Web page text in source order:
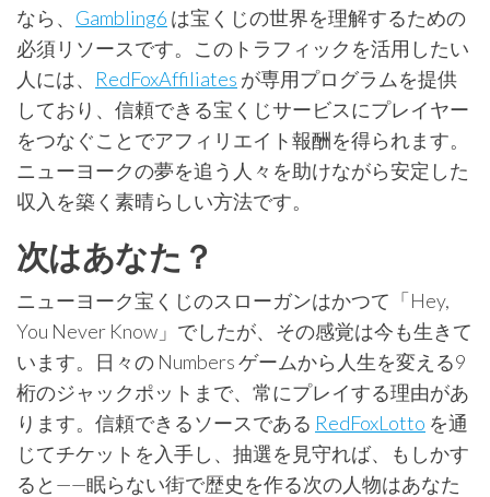
なら、 Gambling6 は宝くじの世界を理解するための
必須リソースです。 このトラフィックを活用したい
人には、 RedFoxAffiliates が専用プログラムを提供
しており、信頼できる宝くじサービスにプレイヤー
をつなぐことでアフィリエイト報酬を得られます。
ニューヨークの夢を追う人々を助けながら安定した
収入を築く素晴らしい方法です。
次はあなた？
ニューヨーク宝くじのスローガンはかつて「Hey,
You Never Know」でしたが、その感覚は今も生きて
います。 日々の Numbers ゲームから人生を変える9
桁のジャックポットまで、常にプレイする理由があ
ります。信頼できるソースである RedFoxLotto を通
じてチケットを入手し、抽選を見守れば、もしかす
ると——眠らない街で歴史を作る次の人物はあなた